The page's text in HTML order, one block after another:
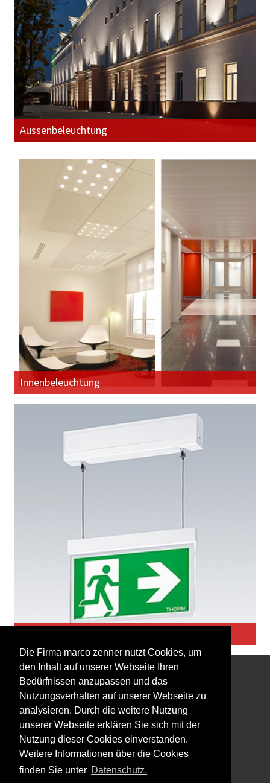
Die Firma marco zenner nutzt Cookies, um
den Inhalt auf unserer Webseite Ihren
Bedürfnissen anzupassen und das
Nutzungsverhalten auf unserer Webseite zu
analysieren. Durch die weitere Nutzung
unserer Webseite erklären Sie sich mit der
Nutzung dieser Cookies einverstanden.
Weitere Informationen über die Cookies
finden Sie unter Datenschutz.
Aussenbeleuchtung
Innenbeleuchtung
Interessiert an unserem Newsletter?
Impressum
Datenschutz